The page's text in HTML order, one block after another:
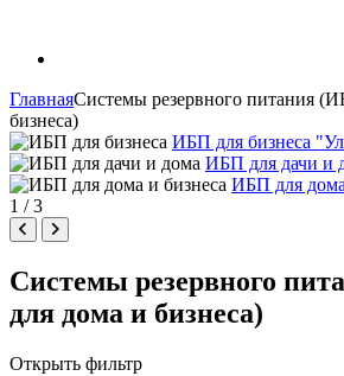
ГлавнаяСистемы резервного питания
бизнеса)
ИБП для бизнеса
ИБП для дачи и
ИБП для
1 /3
Системы резервного
для дома и бизнеса)
Открыть фильтр